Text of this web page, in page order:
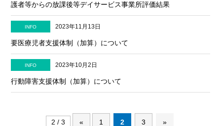
護者等からの放課後等デイサービス事業所評価結果
INFO 2023年11月13日
要医療児者支援体制（加算）について
INFO 2023年10月2日
行動障害支援体制（加算）について
2 / 3 « 1 2 3 »